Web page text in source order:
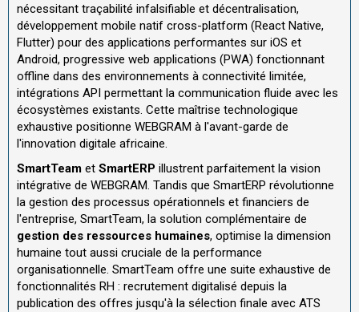
nécessitant traçabilité infalsifiable et décentralisation,
développement mobile natif cross-platform (React Native,
Flutter) pour des applications performantes sur iOS et
Android, progressive web applications (PWA) fonctionnant
offline dans des environnements à connectivité limitée,
intégrations API permettant la communication fluide avec les
écosystèmes existants. Cette maîtrise technologique
exhaustive positionne WEBGRAM à l'avant-garde de
l'innovation digitale africaine.
SmartTeam et SmartERP illustrent parfaitement la vision
intégrative de WEBGRAM. Tandis que SmartERP révolutionne
la gestion des processus opérationnels et financiers de
l'entreprise, SmartTeam, la solution complémentaire de
gestion des ressources humaines, optimise la dimension
humaine tout aussi cruciale de la performance
organisationnelle. SmartTeam offre une suite exhaustive de
fonctionnalités RH : recrutement digitalisé depuis la
publication des offres jusqu'à la sélection finale avec ATS